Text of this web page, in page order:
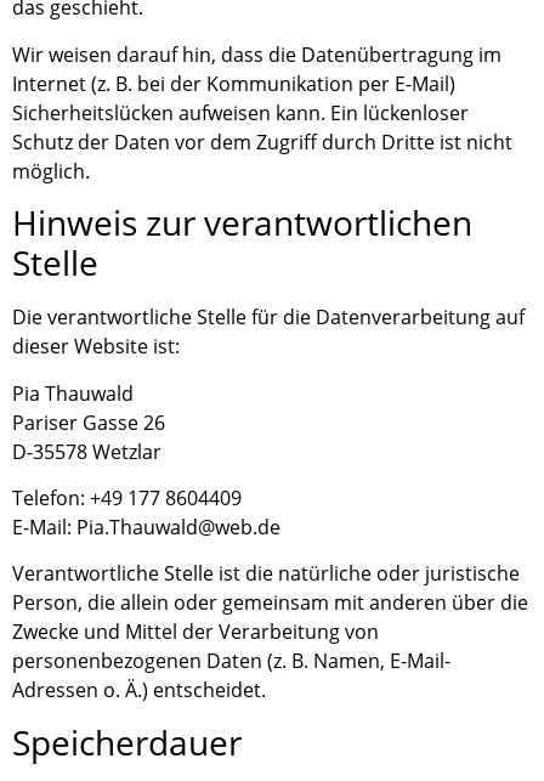
das geschieht.
Wir weisen darauf hin, dass die Datenübertragung im
Internet (z. B. bei der Kommunikation per E-Mail)
Sicherheitslücken aufweisen kann. Ein lückenloser
Schutz der Daten vor dem Zugriff durch Dritte ist nicht
möglich.
Hinweis zur verantwortlichen
Stelle
Die verantwortliche Stelle für die Datenverarbeitung auf
dieser Website ist:
Pia Thauwald
Pariser Gasse 26
D-35578 Wetzlar
Telefon: +49 177 8604409
E-Mail: Pia.Thauwald@web.de
Verantwortliche Stelle ist die natürliche oder juristische
Person, die allein oder gemeinsam mit anderen über die
Zwecke und Mittel der Verarbeitung von
personenbezogenen Daten (z. B. Namen, E-Mail-
Adressen o. Ä.) entscheidet.
Speicherdauer